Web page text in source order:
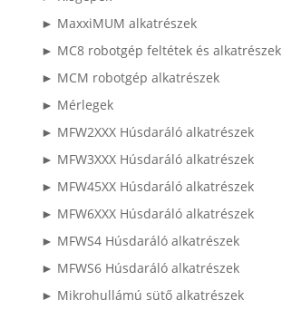
► MaxxiMUM alkatrészek
► MC8 robotgép feltétek és alkatrészek
► MCM robotgép alkatrészek
► Mérlegek
► MFW2XXX Húsdaráló alkatrészek
► MFW3XXX Húsdaráló alkatrészek
► MFW45XX Húsdaráló alkatrészek
► MFW6XXX Húsdaráló alkatrészek
► MFWS4 Húsdaráló alkatrészek
► MFWS6 Húsdaráló alkatrészek
► Mikrohullámú sütő alkatrészek